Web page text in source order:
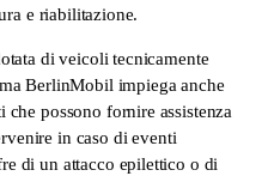
e riabilitazione.
di veicoli tecnicamente
BerlinMobil impiega anche
che possono fornire assistenza
in caso di eventi
di un attacco epilettico o di